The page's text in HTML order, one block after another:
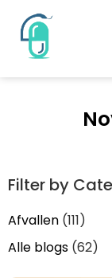
Filter by
Afvallen (111)
Alle blogs (62)